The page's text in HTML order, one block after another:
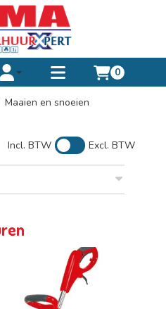
Toggle account dropdown
Toggle
menu
0
Maaien en snoeien
Incl. BTW Excl. BTW